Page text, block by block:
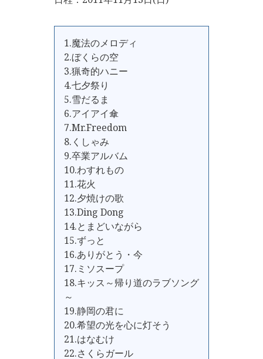
1.魔法のメロディ
2.ぼくらの空
3.猟奇的ハニー
4.七夕祭り
5.雪だるま
6.アイアイ傘
7.Mr.Freedom
8.くしゃみ
9.卒業アルバム
10.わすれもの
11.花火
12.夕焼けの歌
13.Ding Dong
14.とまどいながら
15.ずっと
16.ありがとう・今
17.ミソスープ
18.キッス～帰り道のラブソング
～
19.静岡の君に
20.希望の光を心に灯そう
21.はなむけ
22.さくらガール